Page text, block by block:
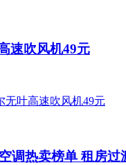
速吹风机49元
调热卖榜单 租房过